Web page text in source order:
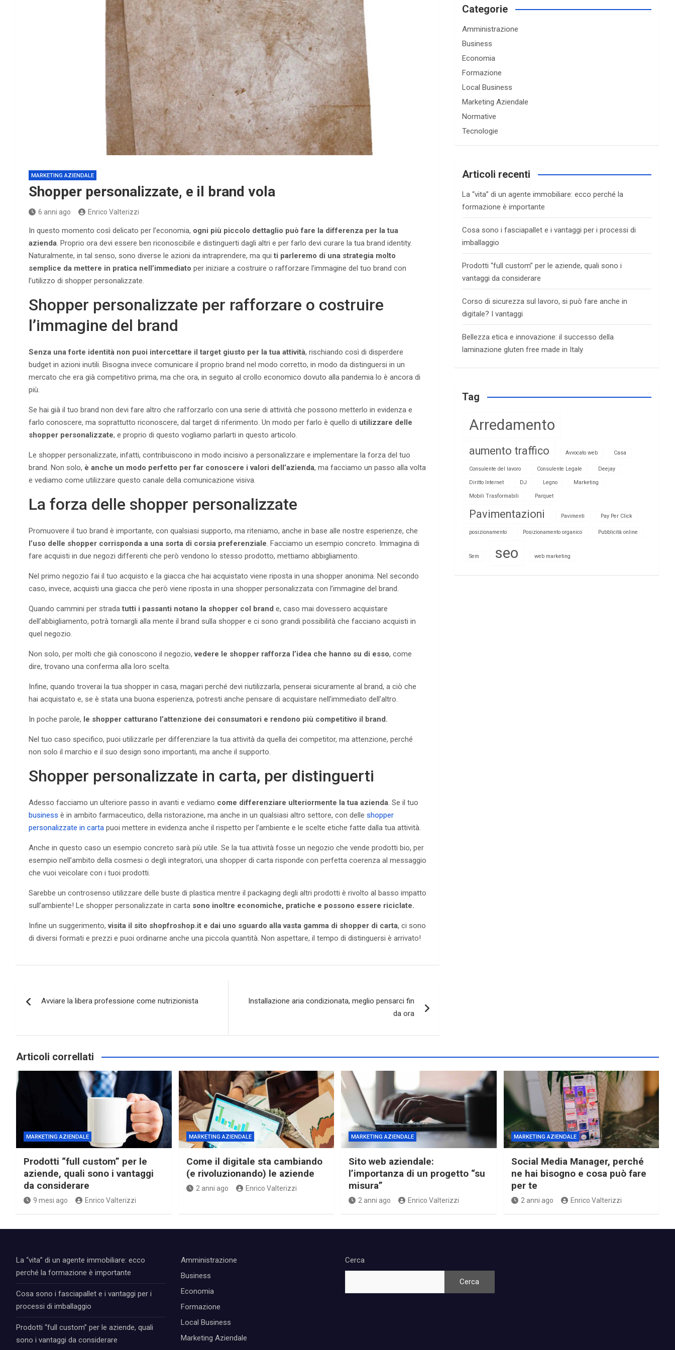
MARKETING AZIENDALE
Shopper personalizzate, e il brand vola
6 anni ago Enrico Valterizzi
In questo momento così delicato per l’economia, ogni più piccolo dettaglio può fare la differenza per la tua
azienda. Proprio ora devi essere ben riconoscibile e distinguerti dagli altri e per farlo devi curare la tua brand identity.
Naturalmente, in tal senso, sono diverse le azioni da intraprendere, ma quiti parleremo di una strategia molto
semplice da mettere in pratica nell’immediato per iniziare a costruire o rafforzare l’immagine del tuo brand con
l’utilizzo di shopper personalizzate.
Shopper personalizzate per rafforzare o costruire
l’immagine del brand
Senza una forte identità non puoi intercettare il target giusto per la tua attività, rischiando così di disperdere
budget in azioni inutili. Bisogna invece comunicare il proprio brand nel modo corretto, in modo da distinguersi in un
mercato che era già competitivo prima, ma che ora, in seguito al crollo economico dovuto alla pandemia lo è ancora di
più.
Se hai già il tuo brand non devi fare altro che rafforzarlo con una serie di attività che possono metterlo in evidenza e
farlo conoscere, ma soprattutto riconoscere, dal target di riferimento. Un modo per farlo è quello di utilizzare delle
shopper personalizzate, e proprio di questo vogliamo parlarti in questo articolo.
Le shopper personalizzate, infatti, contribuiscono in modo incisivo a personalizzare e implementare la forza del tuo
brand. Non solo, è anche un modo perfetto per far conoscere i valori dell’azienda, ma facciamo un passo alla volta
e vediamo come utilizzare questo canale della comunicazione visiva.
La forza delle shopper personalizzate
Promuovere il tuo brand è importante, con qualsiasi supporto, ma riteniamo, anche in base alle nostre esperienze, che
l’uso delle shopper corrisponda a una sorta di corsia preferenziale. Facciamo un esempio concreto. Immagina di
fare acquisti in due negozi differenti che però vendono lo stesso prodotto, mettiamo abbigliamento.
Nel primo negozio fai il tuo acquisto e la giacca che hai acquistato viene riposta in una shopper anonima. Nel secondo
caso, invece, acquisti una giacca che però viene riposta in una shopper personalizzata con l’immagine del brand.
Quando cammini per stradatutti i passanti notano la shopper col brand e, caso mai dovessero acquistare
dell’abbigliamento, potrà tornargli alla mente il brand sulla shopper e ci sono grandi possibilità che facciano acquisti in
quel negozio.
Non solo, per molti che già conoscono il negozio,vedere le shopper rafforza l’idea che hanno su di esso, come
dire, trovano una conferma alla loro scelta.
Infine, quando troverai la tua shopper in casa, magari perché devi riutilizzarla, penserai sicuramente al brand, a ciò che
hai acquistato e, se è stata una buona esperienza, potresti anche pensare di acquistare nell’immediato dell’altro.
In poche parole, le shopper catturano l’attenzione dei consumatori e rendono più competitivo il brand.
Nel tuo caso specifico, puoi utilizzarle per differenziare la tua attività da quella dei competitor, ma attenzione, perché
non solo il marchio e il suo design sono importanti, ma anche il supporto.
Shopper personalizzate in carta, per distinguerti
Adesso facciamo un ulteriore passo in avanti e vediamo come differenziare ulteriormente la tua azienda. Se il tuo
business è in ambito farmaceutico, della ristorazione, ma anche in un qualsiasi altro settore, con delle shopper
personalizzate in carta puoi mettere in evidenza anche il rispetto per l’ambiente e le scelte etiche fatte dalla tua attività.
Anche in questo caso un esempio concreto sarà più utile. Se la tua attività fosse un negozio che vende prodotti bio, per
esempio nell’ambito della cosmesi o degli integratori, una shopper di carta risponde con perfetta coerenza al messaggio
che vuoi veicolare con i tuoi prodotti.
Sarebbe un controsenso utilizzare delle buste di plastica mentre il packaging degli altri prodotti è rivolto al basso impatto
sull’ambiente! Le shopper personalizzate in carta sono inoltre economiche, pratiche e possono essere riciclate.
Infine un suggerimento,visita il sito shopfroshop.it e dai uno sguardo alla vasta gamma di shopper di carta, ci sono
di diversi formati e prezzi e puoi ordinarne anche una piccola quantità. Non aspettare, il tempo di distinguersi è arrivato!
articoli
Avviare la libera professione come nutrizionista
Installazione aria condizionata, meglio pensarci fin
da ora
c
Categorie
Amministrazione
Business
Economia
Formazione
Local Business
Marketing Aziendale
Normative
Tecnologie
Articoli recenti
La “vita” di un agente immobiliare: ecco perché la
formazione è importante
Cosa sono i fasciapallet e i vantaggi per i processi di
imballaggio
Prodotti “full custom” per le aziende, quali sono i
vantaggi da considerare
Corso di sicurezza sul lavoro, si può fare anche in
digitale? I vantaggi
Bellezza etica e innovazione: il successo della
laminazione gluten free made in Italy
Tag
Arredamento
aumento traffico Avvocato web Casa
Consulente del lavoro Consulente Legale Deejay
Diritto Internet DJ Legno Marketing
Mobili Trasformabili Parquet
Pavimentazioni Pavimenti Pay Per Click
posizionamento Posizionamento organico Pubblicità online
Sem seo web marketing
Articoli correllati
MARKETING AZIENDALE
Prodotti “full custom” per le
aziende, quali sono i vantaggi
da considerare
9 mesi ago Enrico Valterizzi
MARKETING AZIENDALE
Come il digitale sta cambiando
(e rivoluzionando) le aziende
2 anni ago Enrico Valterizzi
MARKETING AZIENDALE
Sito web aziendale:
l’importanza di un progetto “su
misura”
2 anni ago Enrico Valterizzi
MARKETING AZIENDALE
Social Media Manager, perché
ne hai bisogno e cosa può fare
per te
2 anni ago Enrico Valterizzi
La “vita” di un agente immobiliare: ecco
perché la formazione è importante
Cosa sono i fasciapallet e i vantaggi per i
processi di imballaggio
Prodotti “full custom” per le aziende, quali
sono i vantaggi da considerare
Amministrazione
Business
Economia
Formazione
Local Business
Marketing Aziendale
Cerca
Cerca